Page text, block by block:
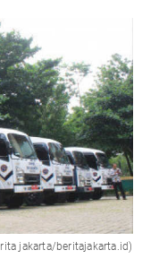
jakarta/beritajakarta.id)